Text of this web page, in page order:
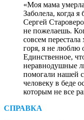
«Моя мама умерла
Заболела, когда
Сергей
не пожелаешь.
совсем
горя, я не люблю
Единственное,
неравнодушные
помогали нашей
человеку в беде
которым не все
СПРАВКА